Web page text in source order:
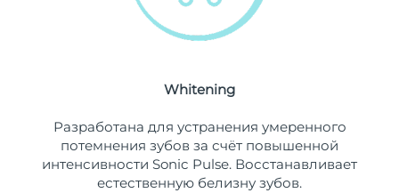
Whitening
Разработана для устранения умеренного
потемнения зубов за счёт повышенной
интенсивности Sonic Pulse. Восстанавливает
естественную белизну зубов.
Ожидаемая дата доставки
Люксембург
Ожидаемая дата доставки
09/08/2026
Макао (САР)
Ожидаемая дата доставки